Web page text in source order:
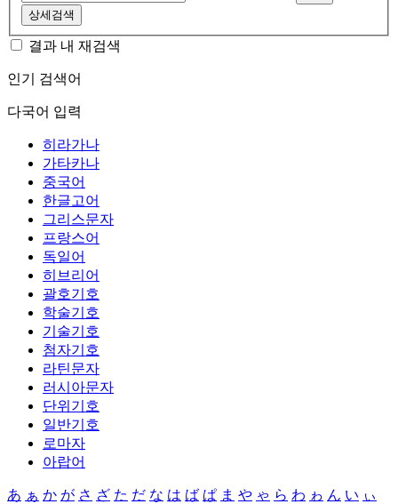
상세검색
결과 내 재검색
인기 검색어
다국어 입력
히라가나
가타카나
중국어
한글고어
그리스문자
프랑스어
독일어
히브리어
괄호기호
학술기호
기술기호
첨자기호
라틴문자
러시아문자
단위기호
일반기호
로마자
아랍어
あ ぁ か が さ ざ た だ な は ば ぱ ま や ゃ ら わ ゎ ん い ぃ